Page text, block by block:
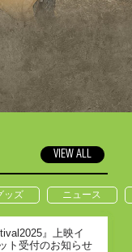
VIEW ALL
ッズ ニュース
』上映イ
ト受付のお知らせ